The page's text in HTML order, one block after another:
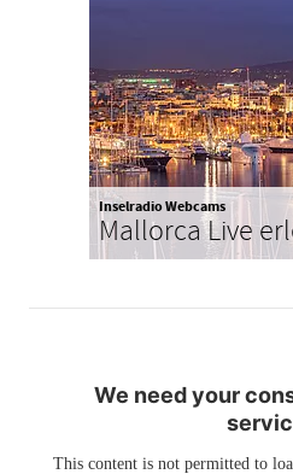
Inselradio Webcams
Mallorca Live
We need your
This content is not permitted to